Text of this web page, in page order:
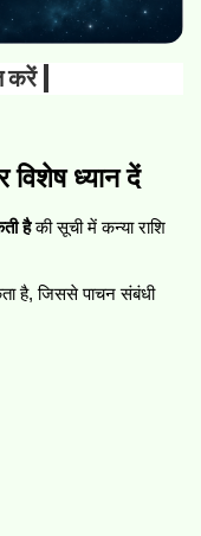
करें |
विशेष ध्यान दें
है की सूची में कन्या राशि
है, जिससे पाचन संबंधी